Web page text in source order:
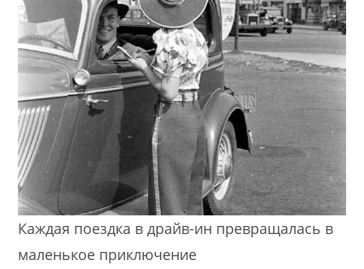
Каждая поездка в драйв-ин превращалась в
маленькое приключение